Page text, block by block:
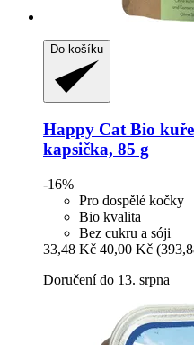
Do košíku
Happy CatBio kuře
kapsička, 85 g
-16%
Pro dospělé kočky
Bio kvalita
Bez cukru a sóji
33,48 Kč 40,00 Kč
Doručení do 13. srpna